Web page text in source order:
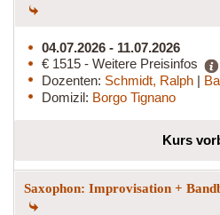
04.07.2026 - 11.07.2026
€ 1515 - Weitere Preisinfos
Dozenten: Schmidt, Ralph |
Domizil: Borgo Tignano
Kurs
Saxophon: Improvisation +